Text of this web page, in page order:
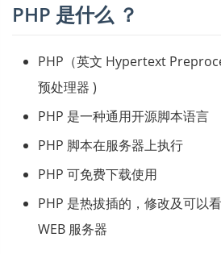
PHP 是什么 ？
PHP（英文 Hypertext
预处理器 )
PHP 是一种通用开源脚本语言
PHP 脚本在服务器上执行
PHP 可免费下载使用
PHP 是热拔插的，修改及可以
WEB 服务器